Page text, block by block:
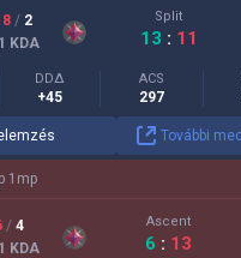
/ 2
KDA
Split
13 : 11
DDΔ
+45
ACS
297
További
p 1 mp
/ 4
KDA
Ascent
6 : 13